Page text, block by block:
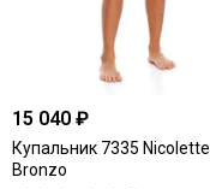
15 040 ₽
Купальник 7335 Nicolette
Bronzo